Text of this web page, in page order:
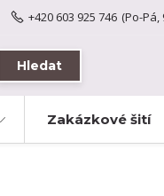
Hledat
+420 603 925 746 (Po-Pá,
Zakázkové šití